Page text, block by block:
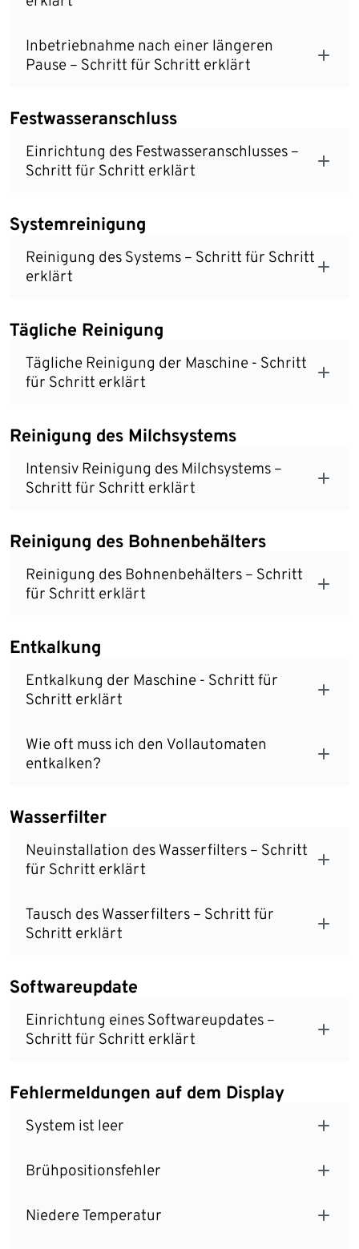
Inbetriebnahme nach einer längeren
Pause – Schritt für Schritt erklärt
Festwasseranschluss
Einrichtung des Festwasseranschlusses –
Schritt für Schritt erklärt
Systemreinigung
Reinigung des Systems – Schritt für Schritt
erklärt
Tägliche Reinigung
Tägliche Reinigung der Maschine - Schritt
für Schritt erklärt
Reinigung des Milchsystems
Intensiv Reinigung des Milchsystems –
Schritt für Schritt erklärt
Reinigung des Bohnenbehälters
Reinigung des Bohnenbehälters – Schritt
für Schritt erklärt
Entkalkung
Entkalkung der Maschine - Schritt für
Schritt erklärt
Wie oft muss ich den Vollautomaten
entkalken?
Wasserfilter
Neuinstallation des Wasserfilters – Schritt
für Schritt erklärt
Tausch des Wasserfilters – Schritt für
Schritt erklärt
Softwareupdate
Einrichtung eines Softwareupdates –
Schritt für Schritt erklärt
Fehlermeldungen auf dem Display
System ist leer
Brühpositionsfehler
Niedere Temperatur